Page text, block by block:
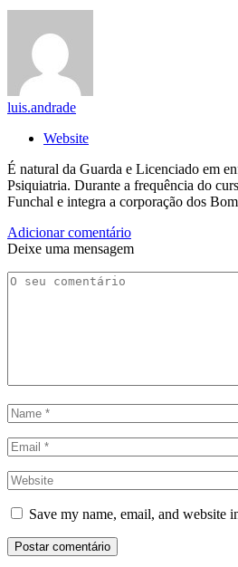
luis.andrade
Website
É natural da Guarda e Licenciado em
Psiquiatria. Durante a frequência do
Funchal e integra a corporação dos
Adicionar comentário
Deixe uma mensagem
Save my name, email, and website